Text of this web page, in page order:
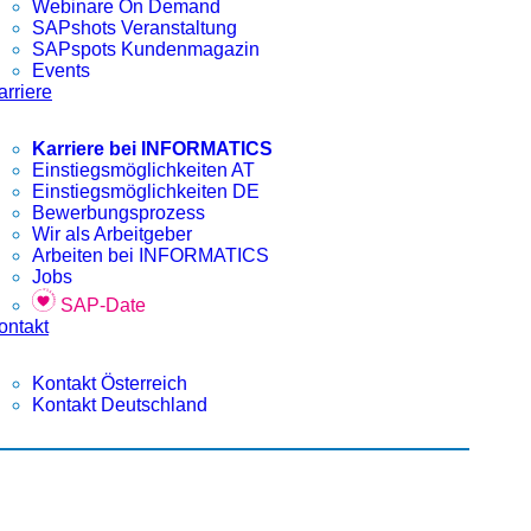
Webinare On Demand
SAPshots Veranstaltung
SAPspots Kundenmagazin
Events
Karriere bei INFORMATICS
Einstiegsmöglichkeiten AT
Einstiegsmöglichkeiten DE
Bewerbungsprozess
Wir als Arbeitgeber
Arbeiten bei INFORMATICS
Jobs
SAP-Date
Kontakt Österreich
Kontakt Deutschland